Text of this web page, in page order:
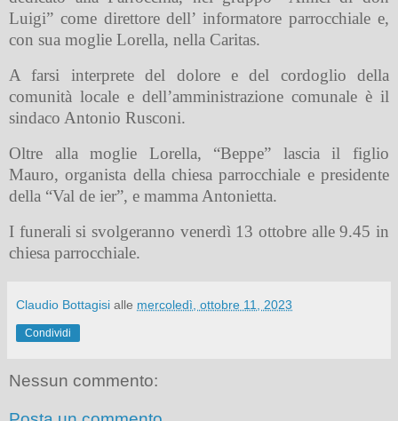
Luigi” come direttore dell’ informatore parrocchiale e,
con sua moglie Lorella, nella Caritas.
A farsi interprete del dolore e del cordoglio della
comunità locale e dell’amministrazione comunale è il
sindaco Antonio Rusconi.
Oltre alla moglie Lorella, “Beppe” lascia il figlio
Mauro, organista della chiesa parrocchiale e presidente
della “Val de ier”, e mamma Antonietta.
I funerali si svolgeranno venerdì 13 ottobre alle 9.45 in
chiesa parrocchiale.
Claudio Bottagisi alle mercoledì, ottobre 11, 2023
Condividi
Nessun commento: